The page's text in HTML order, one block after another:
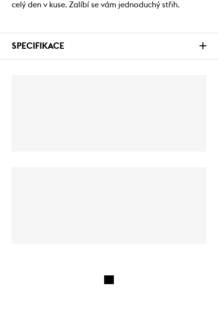
celý den v kuse. Zalíbí se vám jednoduchý střih.
SPECIFIKACE